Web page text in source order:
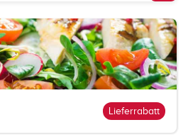
Lieferrabatt